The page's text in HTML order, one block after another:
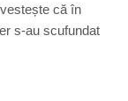
că în
s-au scufundat